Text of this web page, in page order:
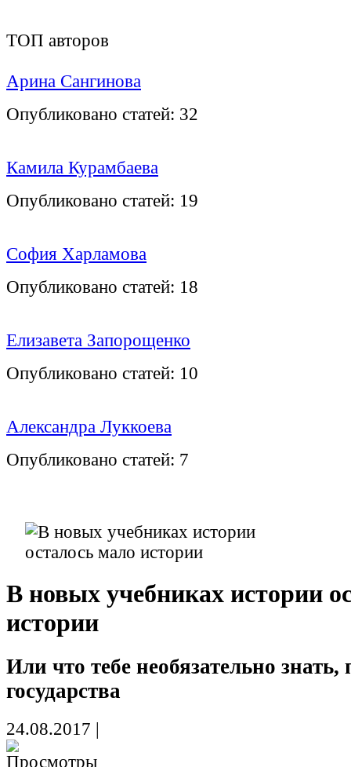
ТОП авторов
Арина Сангинова
Опубликовано статей: 32
Камила Курамбаева
Опубликовано статей: 19
София Харламова
Опубликовано статей: 18
Елизавета Запорощенко
Опубликовано статей: 10
Александра Луккоева
Опубликовано статей: 7
В новых учебниках истории
истории
Или что тебе необязательно
государства
24.08.2017 |